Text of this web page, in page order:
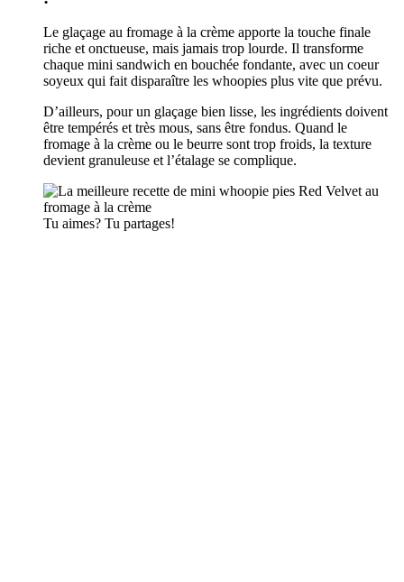
Le glaçage au fromage à la crème apporte la touche finale
riche et onctueuse, mais jamais trop lourde. Il transforme
chaque mini sandwich en bouchée fondante, avec un coeur
soyeux qui fait disparaître les whoopies plus vite que prévu.
D’ailleurs, pour un glaçage bien lisse, les ingrédients doivent
être tempérés et très mous, sans être fondus. Quand le
fromage à la crème ou le beurre sont trop froids, la texture
devient granuleuse et l’étalage se complique.
Tu aimes? Tu partages!